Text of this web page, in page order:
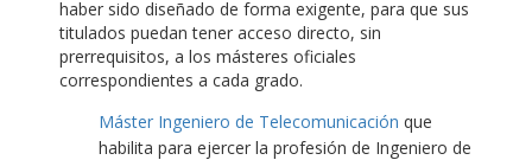
haber sido diseñado de forma exigente, para que sus
titulados puedan tener acceso directo, sin
prerrequisitos, a los másteres oficiales
correspondientes a cada grado.
Máster Ingeniero de Telecomunicación que
habilita para ejercer la profesión de Ingeniero de